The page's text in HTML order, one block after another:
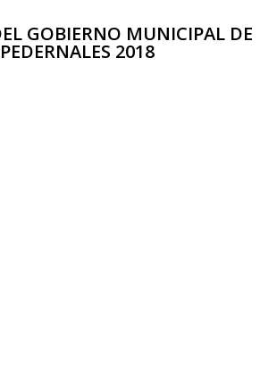
GOBIERNO MUNICIPAL DE
PEDERNALES 2018